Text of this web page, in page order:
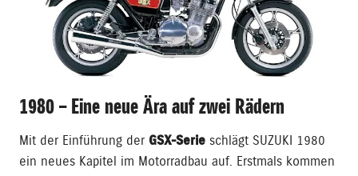
1980 – Eine neue Ära auf zwei Rädern
Mit der Einführung der GSX-Serie schlägt SUZUKI 1980
ein neues Kapitel im Motorradbau auf. Erstmals kommen